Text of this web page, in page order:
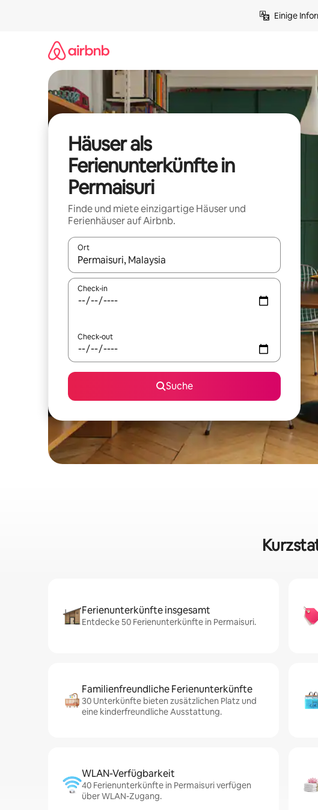
Einige
Häuser als
Ferienunterkünfte in
Permaisuri
Finde und miete einzigartige Häuser und
Ferienhäuser auf Airbnb.
Ort
Wenn Ergebnisse verfügbar sind, navigiere mit den
Check-in
Check-out
Suche
Ferienunterkünfte insgesamt
Entdecke 50 Ferienunterkünfte in Permaisuri.
Familienfreundliche Ferienunterkünfte
30 Unterkünfte bieten zusätzlichen Platz und
eine kinderfreundliche Ausstattung.
WLAN-Verfügbarkeit
40 Ferienunterkünfte in Permaisuri verfügen
über WLAN-Zugang.